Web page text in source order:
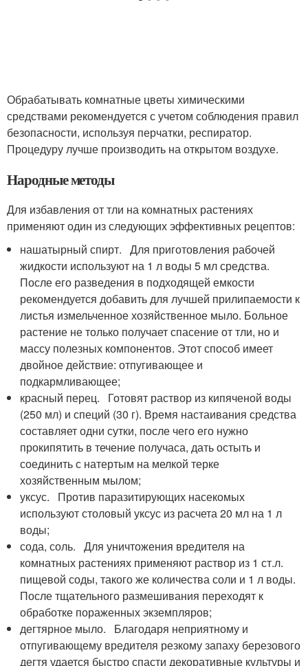
Обрабатывать комнатные цветы химическими
средствами рекомендуется с учетом соблюдения правил
безопасности, используя перчатки, респиратор.
Процедуру лучше производить на открытом воздухе.
Народные методы
Для избавления от тли на комнатных растениях
применяют один из следующих эффективных рецептов:
нашатырный спирт. Для приготовления рабочей
жидкости используют на 1 л воды 5 мл средства.
После его разведения в подходящей емкости
рекомендуется добавить для лучшей прилипаемости к
листья измельченное хозяйственное мыло. Больное
растение не только получает спасение от тли, но и
массу полезных компонентов. Этот способ имеет
двойное действие: отпугивающее и
подкармливающее;
красный перец. Готовят раствор из кипяченой воды
(250 мл) и специй (30 г). Время настаивания средства
составляет одни сутки, после чего его нужно
прокипятить в течение получаса, дать остыть и
соединить с натертым на мелкой терке
хозяйственным мылом;
уксус. Против паразитирующих насекомых
используют столовый уксус из расчета 20 мл на 1 л
воды;
сода, соль. Для уничтожения вредителя на
комнатных растениях применяют раствор из 1 ст.л.
пищевой соды, такого же количества соли и 1 л воды.
После тщательного размешивания переходят к
обработке пораженных экземпляров;
дегтярное мыло. Благодаря неприятному и
отпугивающему вредителя резкому запаху березового
дегтя удается быстро спасти декоративные культуры и